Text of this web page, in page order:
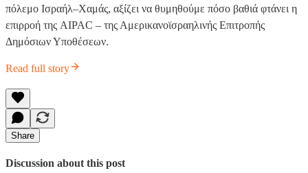
πόλεμο Ισραήλ–Χαμάς, αξίζει να θυμηθούμε πόσο βαθιά φτάνει η
επιρροή της AIPAC – της Αμερικανοϊσραηλινής Επιτροπής
Δημόσιων Υποθέσεων.
Read full story
Share
Discussion about this post